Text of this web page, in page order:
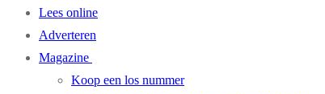
Lees online
Adverteren
Magazine
Koop een los nummer